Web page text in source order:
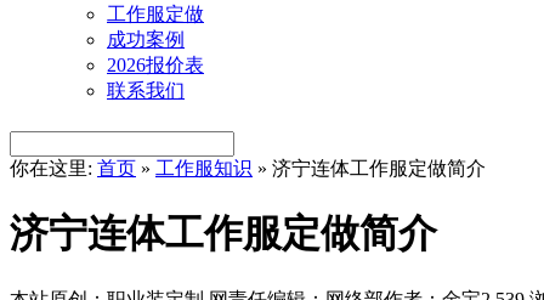
工作服定做
成功案例
2026报价表
联系我们
你在这里: 首页 » 工作服知识 » 济宁连体工作服定做简介
济宁连体工作服定做简介